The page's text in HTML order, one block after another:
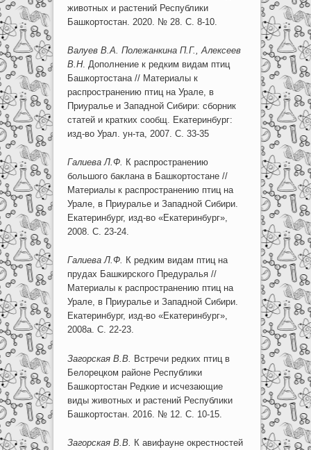
животных и растений Республики
Башкортостан. 2020. № 28. С. 8-10.
Валуев В.А. Полежанкина П.Г., Алексеев
В.Н. Дополнение к редким видам птиц
Башкортостана // Материалы к
распространению птиц на Урале, в
Приуралье и Западной Сибири: сборник
статей и кратких сообщ. Екатеринбург:
изд-во Урал. ун-та, 2007. С. 33-35
Галиева Л.Ф. К распространению
большого баклана в Башкортостане //
Материалы к распространению птиц на
Урале, в Приуралье и Западной Сибири.
Екатеринбург, изд-во «Екатеринбург»,
2008. С. 23-24.
Галиева Л.Ф. К редким видам птиц на
прудах Башкирского Предуралья //
Материалы к распространению птиц на
Урале, в Приуралье и Западной Сибири.
Екатеринбург, изд-во «Екатеринбург»,
2008а. С. 22-23.
Загорская В.В. Встречи редких птиц в
Белорецком районе Республики
Башкортостан Редкие и исчезающие
виды животных и растений Республики
Башкортостан. 2016. № 12. С. 10-15.
Загорская В.В. К авифауне окрестностей